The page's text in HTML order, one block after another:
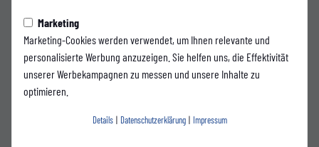
Marketing
Marketing-Cookies werden verwendet, um Ihnen relevante und
personalisierte Werbung anzuzeigen. Sie helfen uns, die Effektivität
unserer Werbekampagnen zu messen und unsere Inhalte zu
optimieren.
Details | Datenschutzerklärung | Impressum